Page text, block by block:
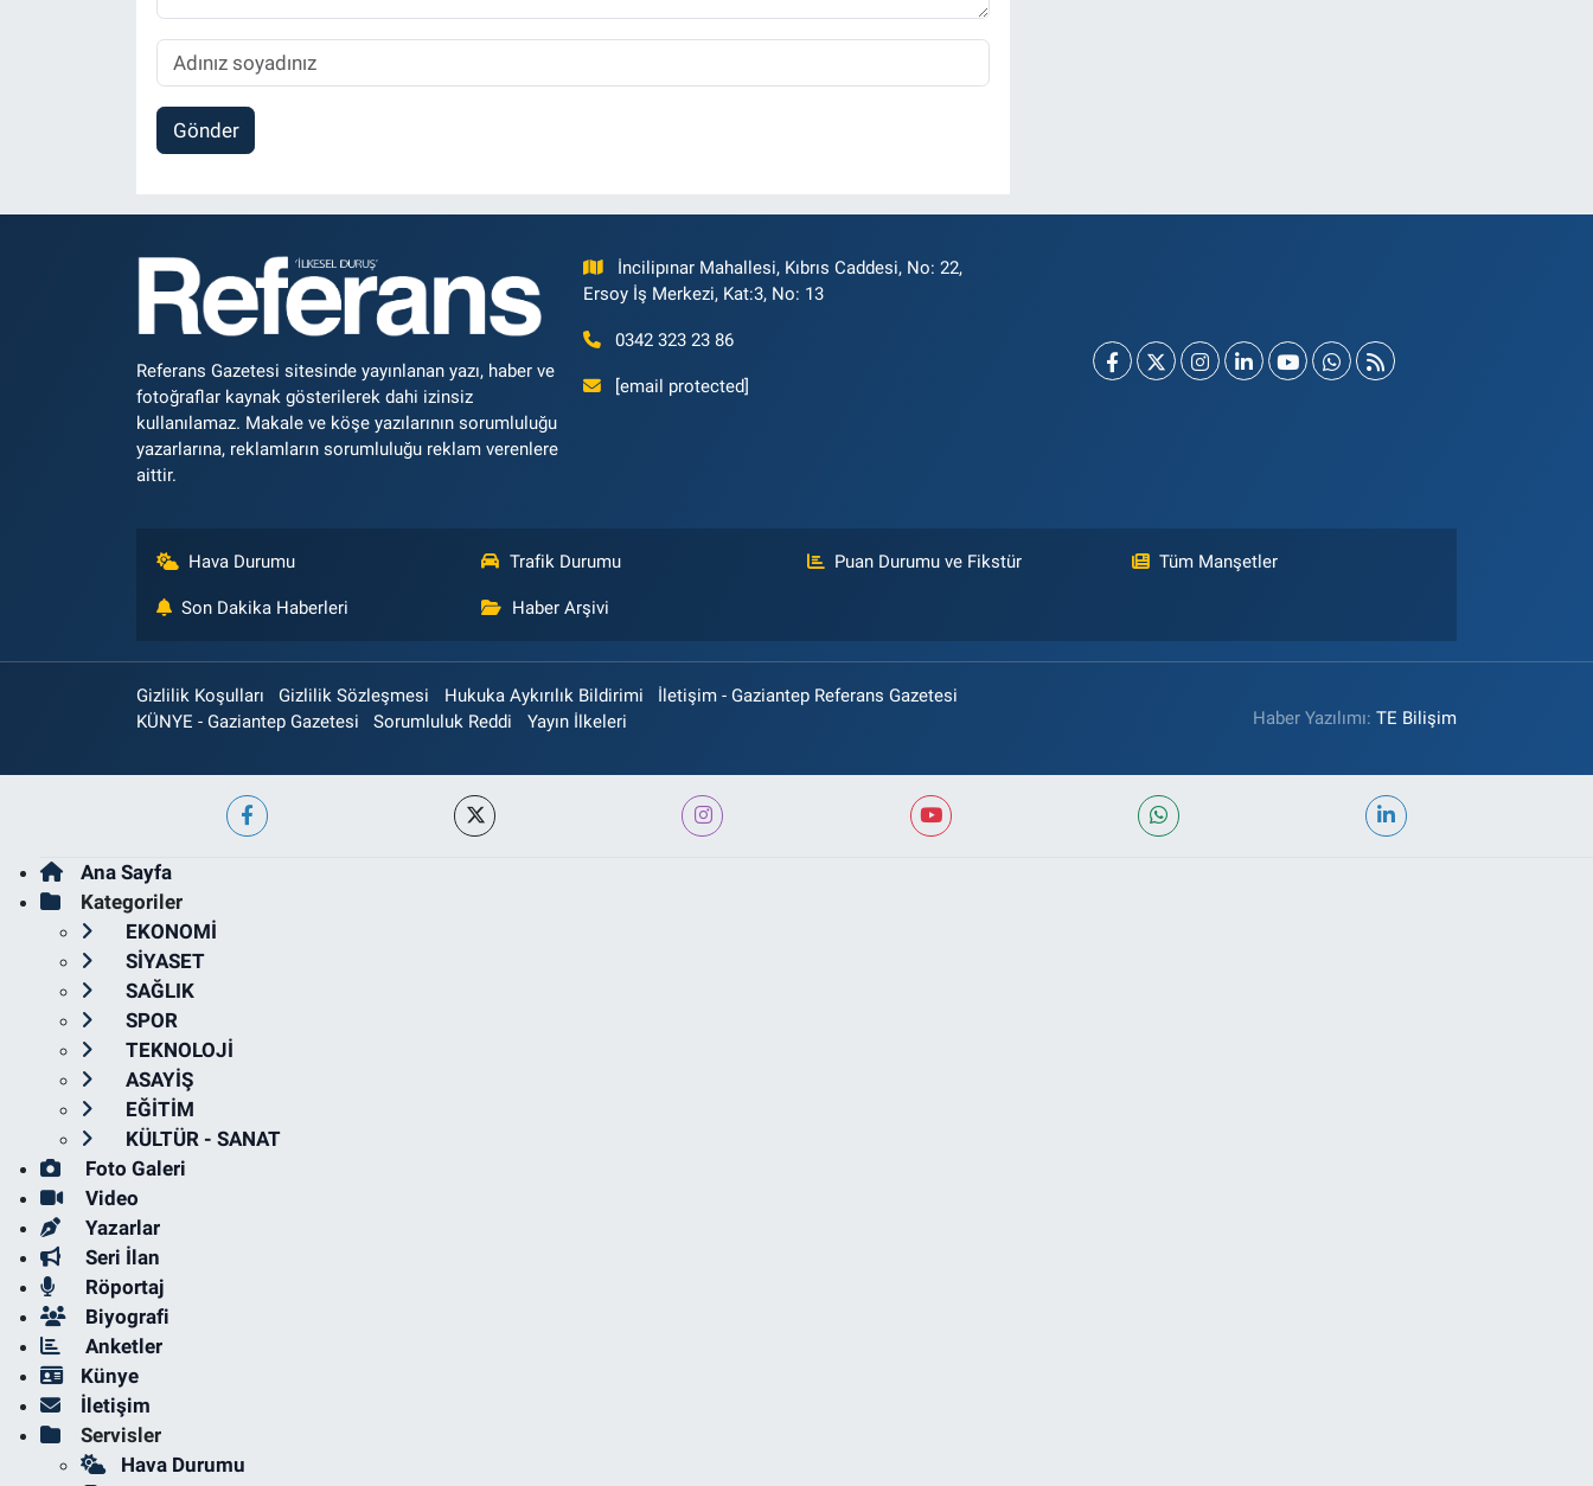
Gönder
Referans Gazetesi sitesinde yayınlanan yazı, haber ve
fotoğraflar kaynak gösterilerek dahi izinsiz
kullanılamaz. Makale ve köşe yazılarının sorumluluğu
yazarlarına, reklamların sorumluluğu reklam verenlere
aittir.
İncilipınar Mahallesi, Kıbrıs Caddesi, No: 22,
Ersoy İş Merkezi, Kat:3, No: 13
0342 323 23 86
[email protected]
Hava Durumu Trafik Durumu Puan Durumu ve Fikstür Tüm Manşetler
Son Dakika Haberleri Haber Arşivi
Gizlilik Koşulları Gizlilik Sözleşmesi Hukuka Aykırılık Bildirimi
İletişim - Gaziantep Referans Gazetesi
KÜNYE - Gaziantep Gazetesi
Sorumluluk Reddi Yayın İlkeleri Haber Yazılımı:TE Bilişim
Ana Sayfa
Kategoriler
EKONOMİ
SİYASET
SAĞLIK
SPOR
TEKNOLOJİ
ASAYİŞ
EĞİTİM
KÜLTÜR - SANAT
Foto Galeri
Video
Yazarlar
Seri İlan
Röportaj
Biyografi
Anketler
Künye
İletişim
Servisler
Hava Durumu